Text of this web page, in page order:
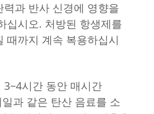
과 반사 신경에 영향을
십시오. 처방된 항생제를
때까지 계속 복용하십시
시간 동안 매시간
과 같은 탄산 음료를 소